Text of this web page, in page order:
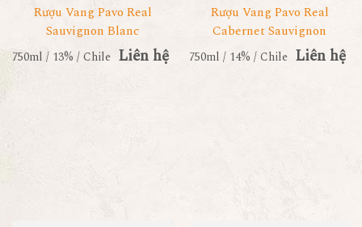
Rượu Vang Pavo Real
Sauvignon Blanc
750ml / 13% / Chile Liên hệ
Rượu Vang Pavo Real
Cabernet Sauvignon
750ml / 14% / Chile Liên hệ